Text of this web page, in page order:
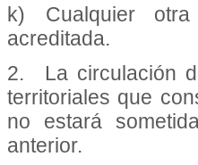
k) Cualquier otra
acreditada.
2. La circulación
territoriales que
no estará
anterior.